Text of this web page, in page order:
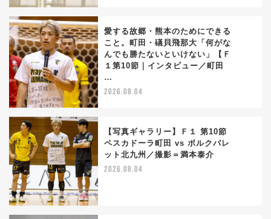
愛する故郷・熊本のためにできる
こと。町田・礒貝飛那大「何がな
んでも勝たないといけない」【Ｆ
１第10節｜インタビュー／町田
…
2026.08.04
【写真ギャラリー】Ｆ１ 第10節
ペスカドーラ町田 vs ボルクバレ
ット北九州／撮影＝満本泰介
2026.08.04